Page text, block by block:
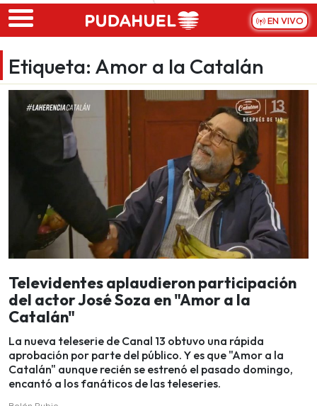
Skip to main content
EN VIVO
Etiqueta: Amor a la Catalán
Televidentes aplaudieron participación
del actor José Soza en "Amor a la
Catalán"
La nueva teleserie de Canal 13 obtuvo una rápida
aprobación por parte del público. Y es que "Amor a la
Catalán" aunque recién se estrenó el pasado domingo,
encantó a los fanáticos de las teleseries.